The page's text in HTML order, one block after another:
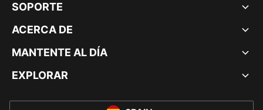
SOPORTE
ACERCA DE
MANTENTE AL DÍA
EXPLORAR